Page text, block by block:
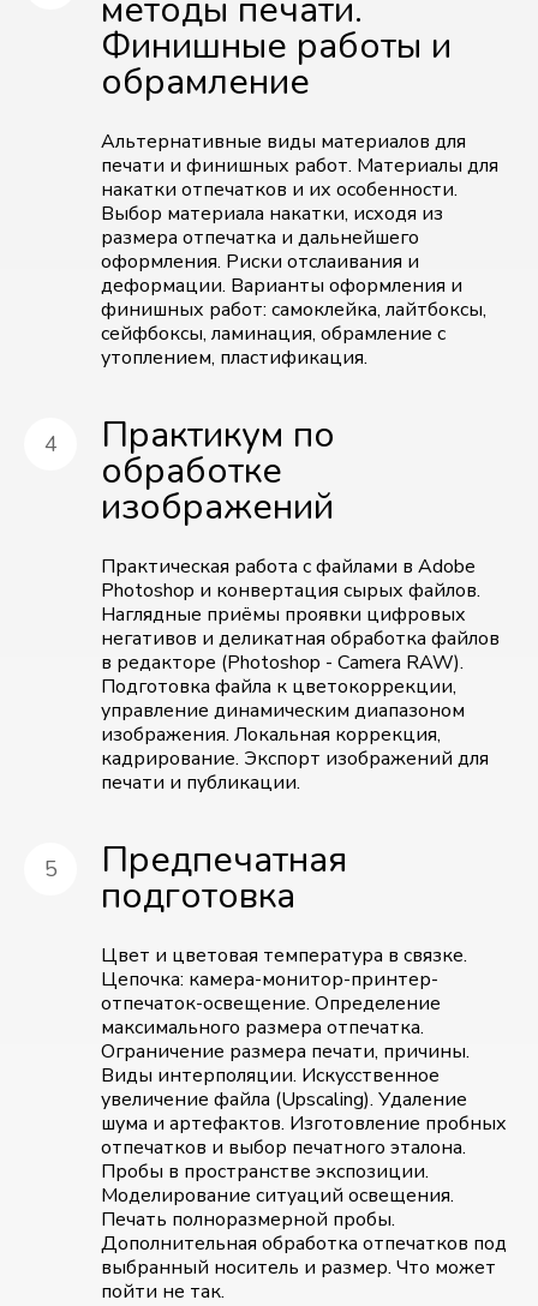
методы печати.
Финишные работы и
обрамление
Альтернативные виды материалов для
печати и финишных работ. Материалы для
накатки отпечатков и их особенности.
Выбор материала накатки, исходя из
размера отпечатка и дальнейшего
оформления. Риски отслаивания и
деформации. Варианты оформления и
финишных работ: самоклейка, лайтбоксы,
сейфбоксы, ламинация, обрамление с
утоплением, пластификация.
Практикум по
обработке
изображений
Практическая работа с файлами в Adobe
Photoshop и конвертация сырых файлов.
Наглядные приёмы проявки цифровых
негативов и деликатная обработка файлов
в редакторе (Photoshop - Camera RAW).
Подготовка файла к цветокоррекции,
управление динамическим диапазоном
изображения. Локальная коррекция,
кадрирование. Экспорт изображений для
печати и публикации.
Предпечатная
подготовка
Цвет и цветовая температура в связке.
Цепочка: камера-монитор-принтер-
отпечаток-освещение. Определение
максимального размера отпечатка.
Ограничение размера печати, причины.
Виды интерполяции. Искусственное
увеличение файла (Upscaling). Удаление
шума и артефактов. Изготовление пробных
отпечатков и выбор печатного эталона.
Пробы в пространстве экспозиции.
Моделирование ситуаций освещения.
Печать полноразмерной пробы.
Дополнительная обработка отпечатков под
выбранный носитель и размер. Что может
пойти не так.